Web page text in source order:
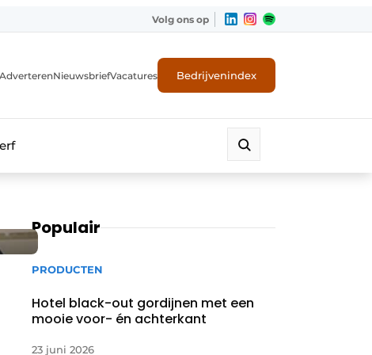
Volg ons op
AdverterenNieuwsbriefVacatures Bedrijvenindex
Populair
PRODUCTEN
Hotel black-out gordijnen met een
mooie voor- én achterkant
23 juni 2026